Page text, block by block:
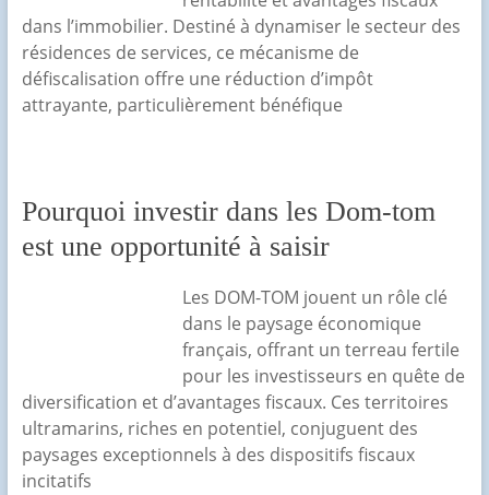
dans l’immobilier. Destiné à dynamiser le secteur des
résidences de services, ce mécanisme de
défiscalisation offre une réduction d’impôt
attrayante, particulièrement bénéfique
Pourquoi investir dans les Dom-tom
est une opportunité à saisir
Les DOM-TOM jouent un rôle clé
dans le paysage économique
français, offrant un terreau fertile
pour les investisseurs en quête de
diversification et d’avantages fiscaux. Ces territoires
ultramarins, riches en potentiel, conjuguent des
paysages exceptionnels à des dispositifs fiscaux
incitatifs